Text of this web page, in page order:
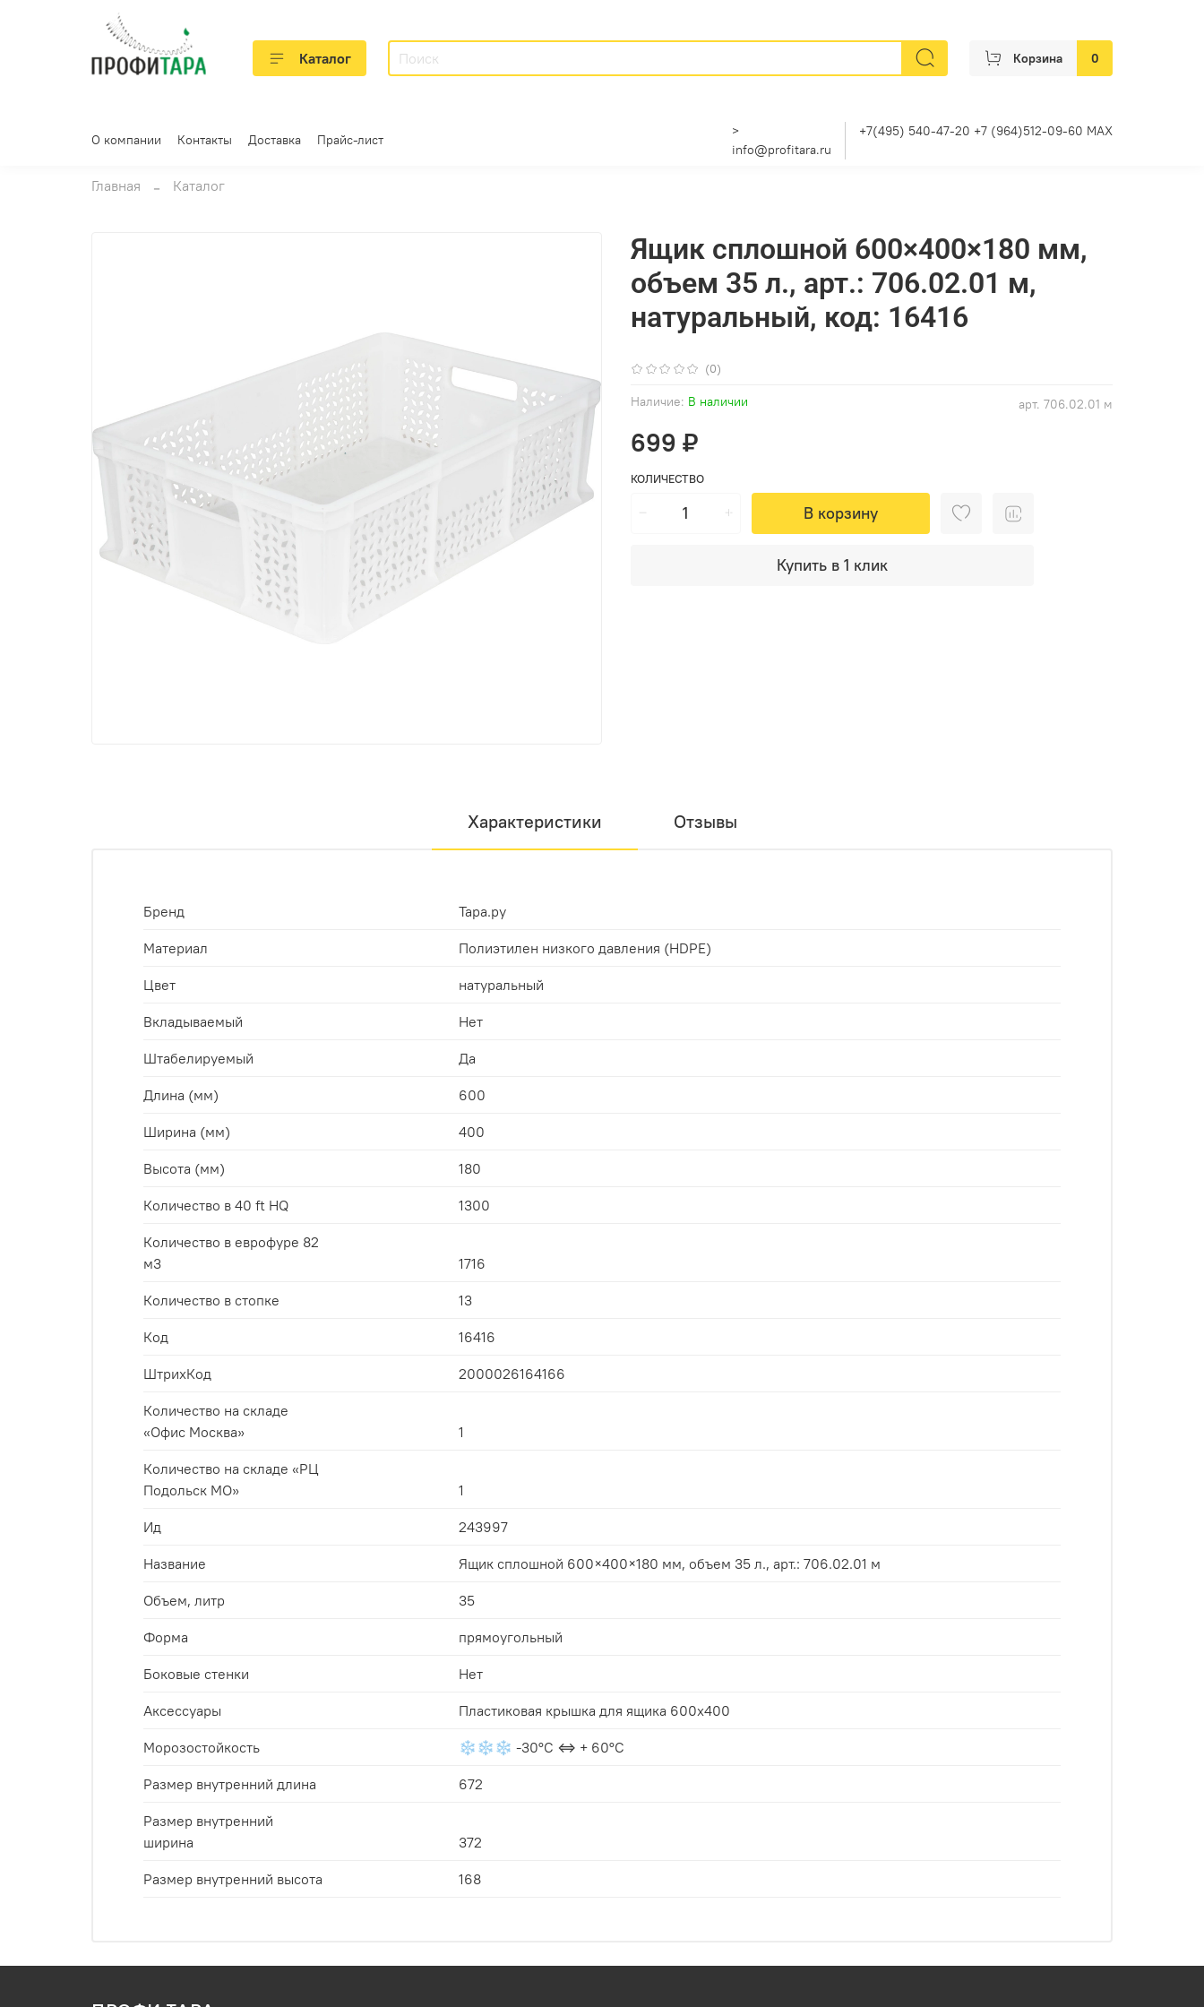
Каталог Корзина 0
О компании Контакты Доставка Прайс-лист
>
info@profitara.ru
+7(495) 540-47-20 +7 (964)512-09-60 MAX
Главная Каталог
(0)
арт. 706.02.01 м
Наличие: В наличии
Ящик сплошной 600×400×180 мм,
объем 35 л., арт.: 706.02.01 м,
натуральный, код: 16416
699 ₽
КОЛИЧЕСТВО
В корзину
Купить в 1 клик
Характеристики Отзывы
Бренд Тара.ру
Материал Полиэтилен низкого давления (HDPE)
Цвет натуральный
Вкладываемый Нет
Штабелируемый Да
Длина (мм) 600
Ширина (мм) 400
Высота (мм) 180
Количество в 40 ft HQ 1300
Количество в еврофуре 82
м3
1716
Количество в стопке 13
Код 16416
ШтрихКод 2000026164166
Количество на складе
«Офис Москва»
1
Количество на складе «РЦ
Подольск МО»
1
Ид 243997
Название Ящик сплошной 600×400×180 мм, объем 35 л., арт.: 706.02.01 м
Объем, литр 35
Форма прямоугольный
Боковые стенки Нет
Аксессуары Пластиковая крышка для ящика 600х400
Морозостойкость ❄❄❄ -30°С ⇔ + 60°С
Размер внутренний длина 672
Размер внутренний
ширина
372
Размер внутренний высота 168